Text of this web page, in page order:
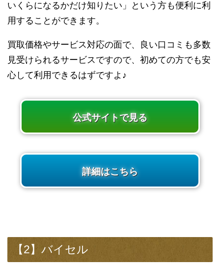
いくらになるかだけ知りたい」という方も便利に利
用することができます。
買取価格やサービス対応の面で、良い口コミも多数
見受けられるサービスですので、初めての方でも安
心して利用できるはずですよ♪
公式サイトで見る
詳細はこちら
【2】バイセル